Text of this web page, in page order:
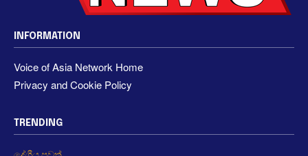
INFORMATION
Voice of Asia Network Home
Privacy and Cookie Policy
TRENDING